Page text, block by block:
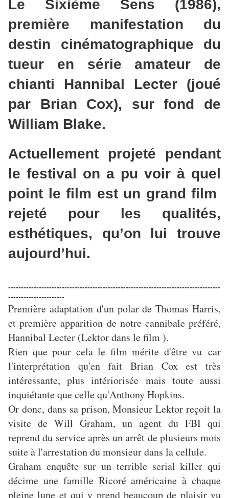
Le Sixième Sens (1986),
première manifestation du
destin cinématographique du
tueur en série amateur de
chianti Hannibal Lecter (joué
par Brian Cox), sur fond de
William Blake.
Actuellement projeté pendant
le festival on a pu voir à quel
point le film est un grand film
rejeté pour les qualités,
esthétiques, qu’on lui trouve
aujourd’hui.
-----------------------------------------------------------------------------------
----------------------
Première adaptation d'un polar de Thomas Harris,
et première apparition de notre cannibale préféré,
Hannibal Lecter (Lektor dans le film ).
Rien que pour cela le film mérite d'être vu car
l'interprétation qu'en fait Brian Cox est très
intéressante, plus intériorisée mais toute aussi
inquiétante que celle qu'Anthony Hopkins.
Or donc, dans sa prison, Monsieur Lektor reçoit la
visite de Will Graham, un agent du FBI qui
reprend du service après un arrêt de plusieurs mois
suite à l'arrestation du monsieur dans la cellule.
Graham enquête sur un terrible serial killer qui
décime une famille Ricoré américaine à chaque
pleine lune et qui y prend beaucoup de plaisir vu